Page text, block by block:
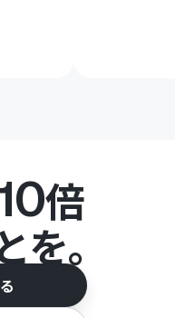
倍
を。